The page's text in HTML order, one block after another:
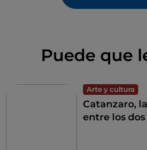
Puede que
Arte y cultura
Catanzaro,
entre los